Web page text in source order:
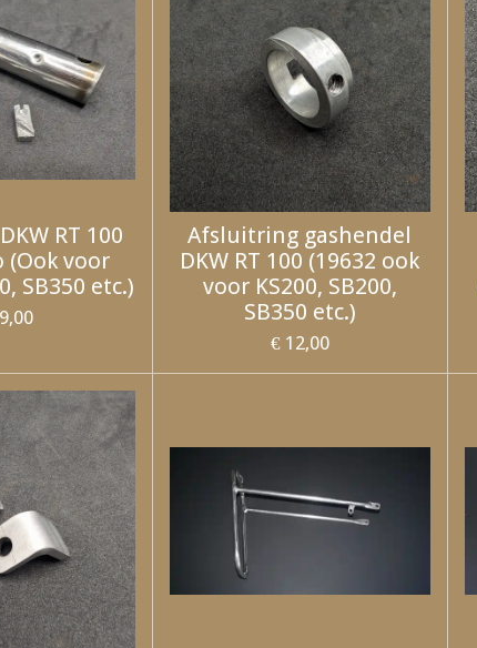
RT 100
(Ook voor
SB350 etc.)
Afsluitring gashendel
DKW RT 100 (19632 ook
voor KS200, SB200,
SB350 etc.)
€ 12,00